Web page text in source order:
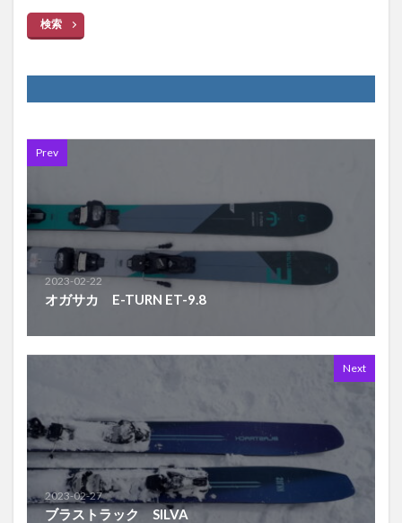
検索
Prev
2023-02-22
オガサカ E-TURN ET-9.8
Next
2023-02-27
ブラストラック SILVA